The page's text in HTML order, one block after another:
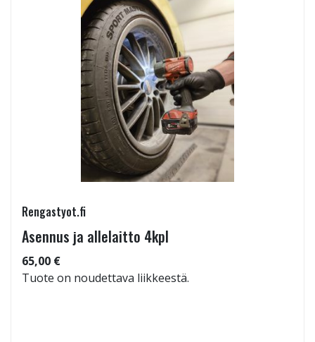
Rengastyot.fi
Asennus ja allelaitto 4kpl
65,00 €
Tuote on noudettava liikkeestä.